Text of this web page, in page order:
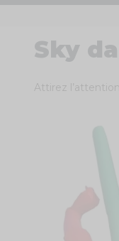
Sky
Attirez